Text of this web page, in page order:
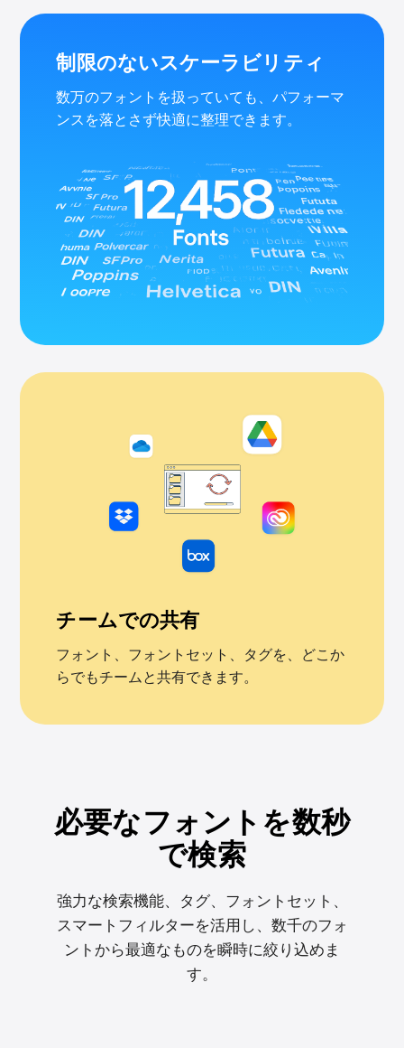
制限のないスケーラビリティ
数万のフォントを扱っていても、パフォーマ
ンスを落とさず快適に整理できます。
チームでの共有
フォント、フォントセット、タグを、どこか
らでもチームと共有できます。
必要なフォントを数秒
で検索
強力な検索機能、タグ、フォントセット、
スマートフィルターを活用し、数千のフォ
ントから最適なものを瞬時に絞り込めま
す。